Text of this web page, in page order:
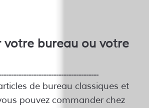
votre bureau ou votre
de bureau classiques et
pouvez commander chez